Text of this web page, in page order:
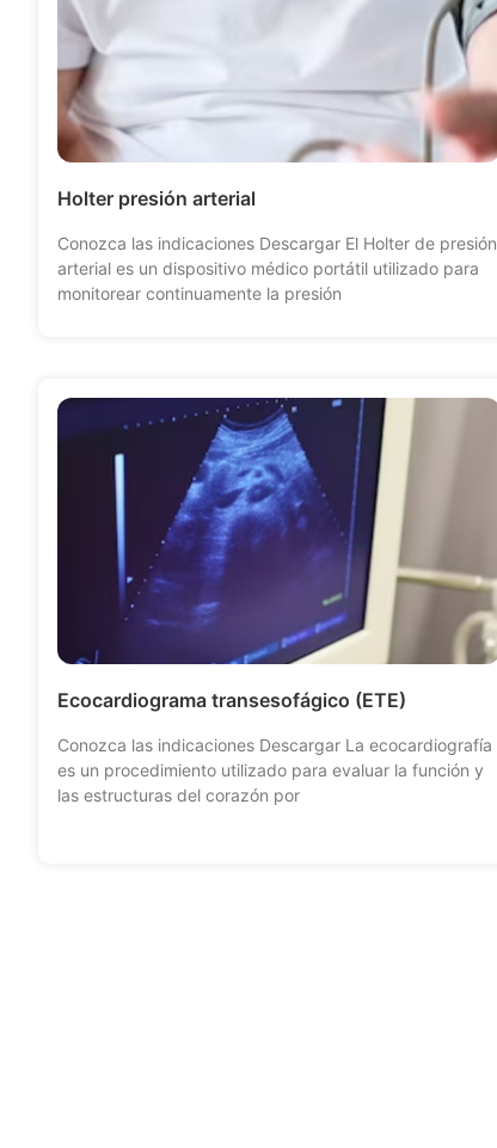
Holter presión arterial
Conozca las indicaciones Descargar El Holter de presión
arterial es un dispositivo médico portátil utilizado para
monitorear continuamente la presión
Ecocardiograma transesofágico (ETE)
Conozca las indicaciones Descargar La ecocardiografía
es un procedimiento utilizado para evaluar la función y
las estructuras del corazón por